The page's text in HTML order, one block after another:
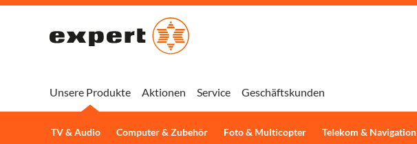
Unsere Produkte
TV & Audio Computer & Zubehör Foto & Multicopter Telekom & Navigation
Aktionen Service Geschäftskunden